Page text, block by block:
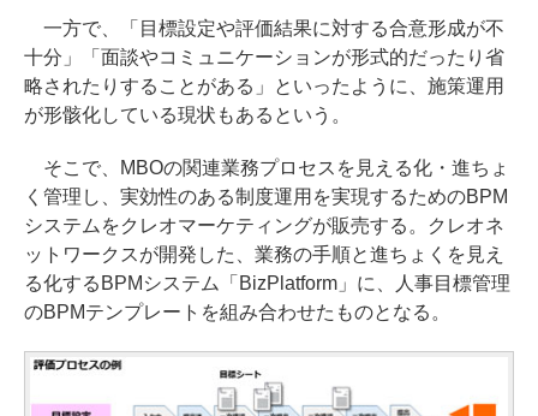
一方で、「目標設定や評価結果に対する合意形成が不
十分」「面談やコミュニケーションが形式的だったり省
略されたりすることがある」といったように、施策運用
が形骸化している現状もあるという。
そこで、MBOの関連業務プロセスを見える化・進ちょ
く管理し、実効性のある制度運用を実現するためのBPM
システムをクレオマーケティングが販売する。クレオネ
ットワークスが開発した、業務の手順と進ちょくを見え
る化するBPMシステム「BizPlatform」に、人事目標管理
のBPMテンプレートを組み合わせたものとなる。